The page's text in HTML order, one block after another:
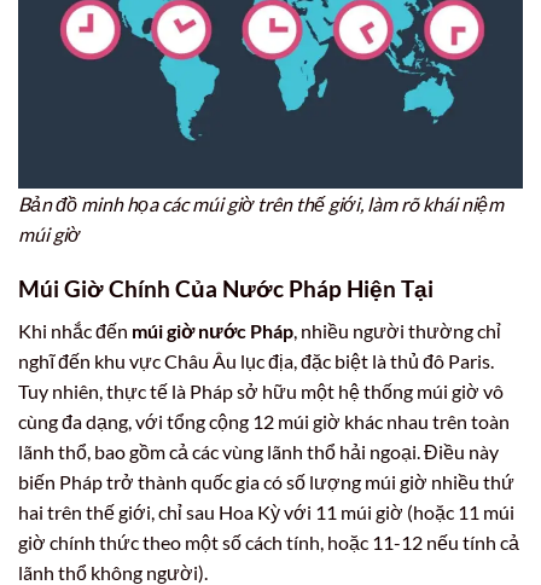
Bản đồ minh họa các múi giờ trên thế giới, làm rõ khái niệm
múi giờ
Múi Giờ Chính Của Nước Pháp Hiện Tại
Khi nhắc đến múi giờ nước Pháp , nhiều người thường chỉ
nghĩ đến khu vực Châu Âu lục địa, đặc biệt là thủ đô Paris.
Tuy nhiên, thực tế là Pháp sở hữu một hệ thống múi giờ vô
cùng đa dạng, với tổng cộng 12 múi giờ khác nhau trên toàn
lãnh thổ, bao gồm cả các vùng lãnh thổ hải ngoại. Điều này
biến Pháp trở thành quốc gia có số lượng múi giờ nhiều thứ
hai trên thế giới, chỉ sau Hoa Kỳ với 11 múi giờ (hoặc 11 múi
giờ chính thức theo một số cách tính, hoặc 11-12 nếu tính cả
lãnh thổ không người).